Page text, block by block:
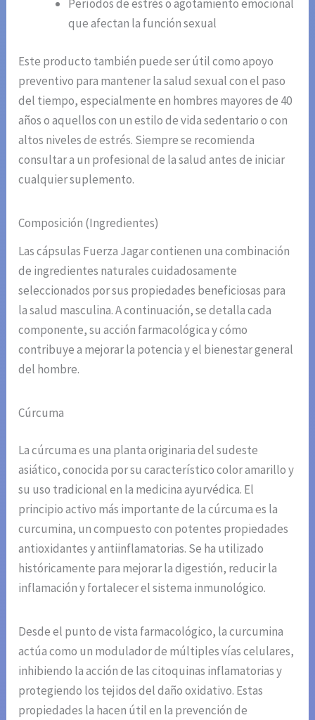
Períodos de estrés o agotamiento emocional
que afectan la función sexual
Este producto también puede ser útil como apoyo
preventivo para mantener la salud sexual con el paso
del tiempo, especialmente en hombres mayores de 40
años o aquellos con un estilo de vida sedentario o con
altos niveles de estrés. Siempre se recomienda
consultar a un profesional de la salud antes de iniciar
cualquier suplemento.
Composición (Ingredientes)
Las cápsulas Fuerza Jagar contienen una combinación
de ingredientes naturales cuidadosamente
seleccionados por sus propiedades beneficiosas para
la salud masculina. A continuación, se detalla cada
componente, su acción farmacológica y cómo
contribuye a mejorar la potencia y el bienestar general
del hombre.
Cúrcuma
La cúrcuma es una planta originaria del sudeste
asiático, conocida por su característico color amarillo y
su uso tradicional en la medicina ayurvédica. El
principio activo más importante de la cúrcuma es la
curcumina, un compuesto con potentes propiedades
antioxidantes y antiinflamatorias. Se ha utilizado
históricamente para mejorar la digestión, reducir la
inflamación y fortalecer el sistema inmunológico.
Desde el punto de vista farmacológico, la curcumina
actúa como un modulador de múltiples vías celulares,
inhibiendo la acción de las citoquinas inflamatorias y
protegiendo los tejidos del daño oxidativo. Estas
propiedades la hacen útil en la prevención de